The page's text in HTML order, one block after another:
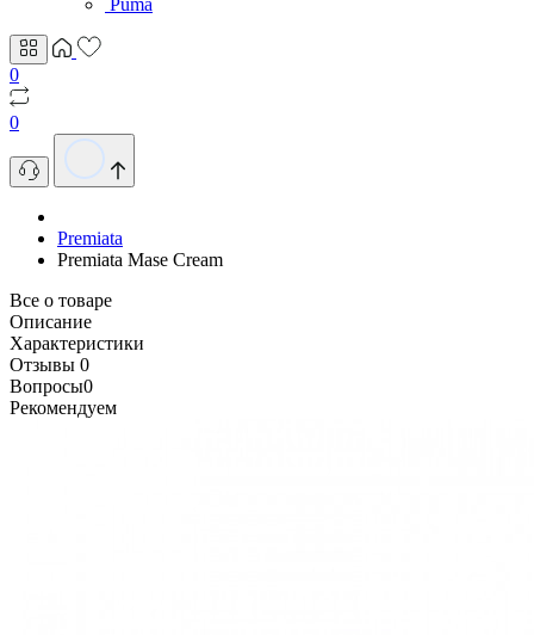
Puma
0
0
Premiata
Premiata Mase Cream
Все о товаре
Описание
Характеристики
Отзывы 0
Вопросы0
Рекомендуем